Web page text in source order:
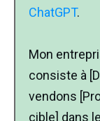
ChatGPT.
Mon
consiste à
vendons
cible] dans